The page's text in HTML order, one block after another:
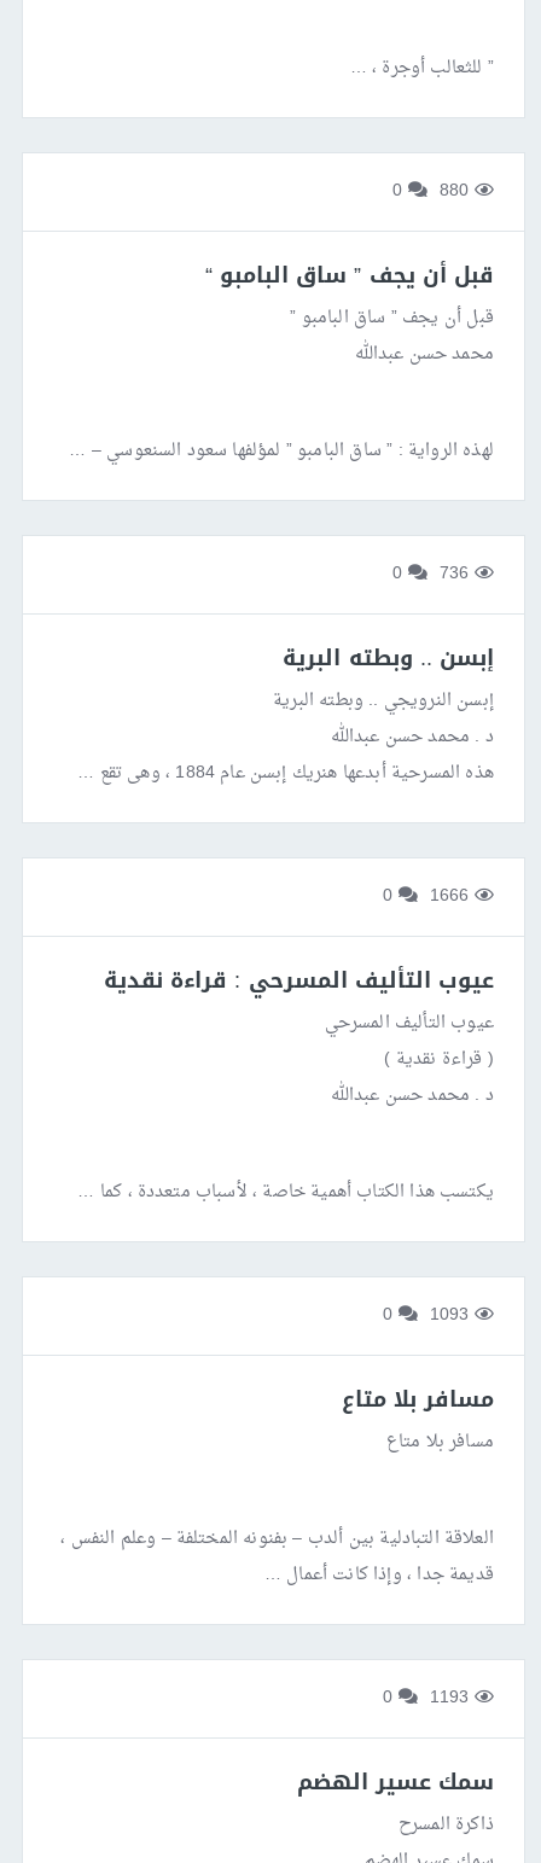
” للثعالب أوجرة ، …
قبل أن يجف ” ساق البامبو “
قبل أن يجف ” ساق البامبو ”
محمد حسن عبدالله
لهذه الرواية : ” ساق البامبو ” لمؤلفها سعود السنعوسي – …
إبسن .. وبطته البرية
إبسن النرويجي .. وبطته البرية
د . محمد حسن عبدالله
هذه المسرحية أبدعها هنريك إبسن عام 1884 ، وهى تقع …
عيوب التأليف المسرحي : قراءة نقدية
عيوب التأليف المسرحي
( قراءة نقدية )
د . محمد حسن عبدالله
يكتسب هذا الكتاب أهمية خاصة ، لأسباب متعددة ، كما …
مسافر بلا متاع
مسافر بلا متاع
العلاقة التبادلية بين ألدب – بفنونه المختلفة – وعلم النفس ،
قديمة جدا ، وإذا كانت أعمال …
سمك عسير الهضم
ذاكرة المسرح